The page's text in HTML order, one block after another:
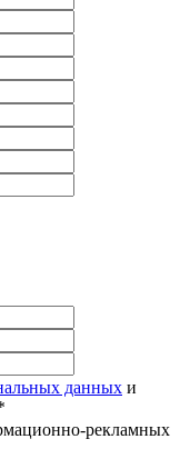
данных и
рекламных